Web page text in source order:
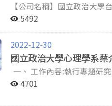
【公司名稱】國立政治大學台灣心智科學腦造影中心 【
跨領域人才之培育課程及擔任講師 中心服務計畫之資料分析與深度諮詢 撰寫中心年度計畫
用fMRI資料分析能力尤佳 具備編寫實驗程式能力，有執行實驗心理學及fMRI實驗能力尤佳 【工作地點】國
立政治大學資訊大樓地下室一樓—台灣心
4月17日止 面試時間及起聘日：另行通知 【薪資範圍】依「國立政治大學博士後研究人員教學研究費敍薪
參考表」博士56,650起，享
5492
2022-12-30
國立政治大學心理學系
一、 工作內容:執行專題研究計畫並協助實驗室相關行政事務。 (一) 協助準備實驗材料與執行眼動實
驗。 (二) 中、英文研究文獻的蒐集、整理，
4701